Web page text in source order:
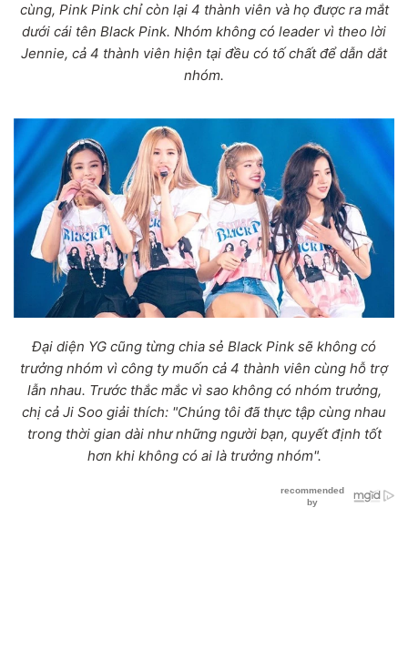
cùng, Pink Pink chỉ còn lại 4 thành viên và họ được ra mắt
dưới cái tên Black Pink. Nhóm không có leader vì theo lời
Jennie, cả 4 thành viên hiện tại đều có tố chất để dẫn dắt
nhóm.
Đại diện YG cũng từng chia sẻ Black Pink sẽ không có
trưởng nhóm vì công ty muốn cả 4 thành viên cùng hỗ trợ
lẫn nhau. Trước thắc mắc vì sao không có nhóm trưởng,
chị cả Ji Soo giải thích: "Chúng tôi đã thực tập cùng nhau
trong thời gian dài như những người bạn, quyết định tốt
hơn khi không có ai là trưởng nhóm".